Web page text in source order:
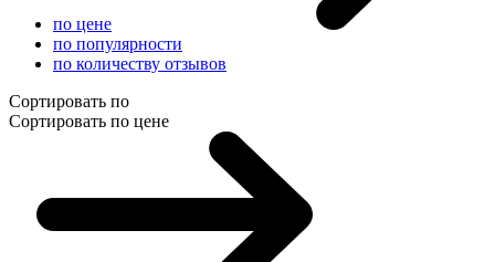
по цене
по популярности
по количеству отзывов
Сортировать по
Сортировать по цене